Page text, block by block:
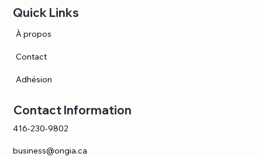
Quick Links
À propos
Contact
Adhésion
Contact Information
416-230-9802
business@ongia.ca